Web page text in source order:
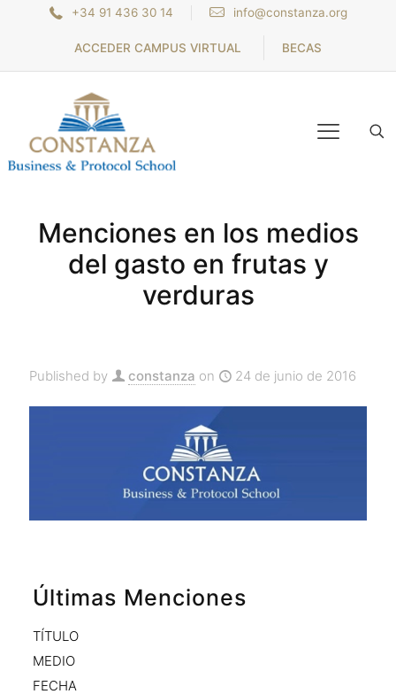
+34 91 436 30 14 info@constanza.org
ACCEDER CAMPUS VIRTUAL BECAS
Menciones en los medios
del gasto en frutas y
verduras
Published by constanza on 24 de junio de 2016
Últimas Menciones
TÍTULO
MEDIO
FECHA